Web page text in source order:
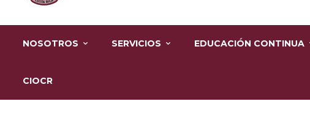
NOSOTROS SERVICIOS EDUCACIÓN CONTINUA
CIOCR